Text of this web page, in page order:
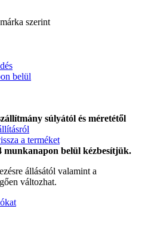
szerint
belül
súlyától és méretétől
a terméket
munkanapon belül kézbesítjük.
állásától valamint a
változhat.